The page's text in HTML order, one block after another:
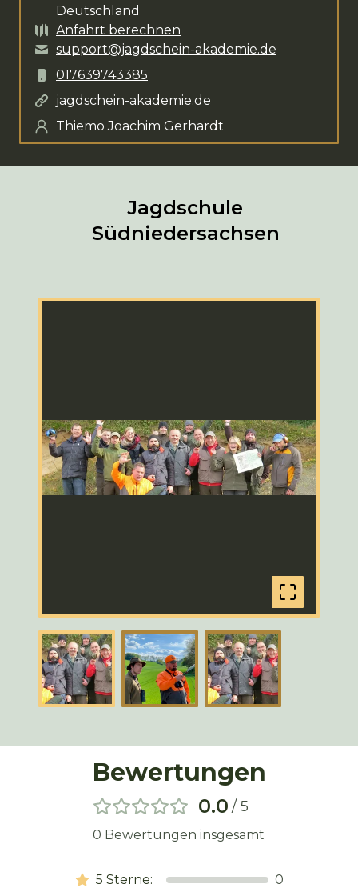
Deutschland
Anfahrt berechnen
support@jagdschein-akademie.de
017639743385
jagdschein-akademie.de
Thiemo Joachim Gerhardt
Jagdschule
Südniedersachsen
Bewertungen
0.0 / 5
0 Bewertungen insgesamt
5 Sterne:
0